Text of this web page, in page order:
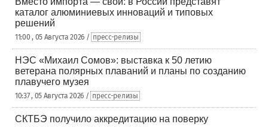
каталог алюминиевых инноваций и типовых
решений
11:00 , 05 Августа 2026 / пресс-релизы
НЭС «Михаил Сомов»: выставка к 50 летию
ветерана полярных плаваний и планы по созданию
плавучего музея
10:37 , 05 Августа 2026 / пресс-релизы
СКТБЭ получило аккредитацию на поверку